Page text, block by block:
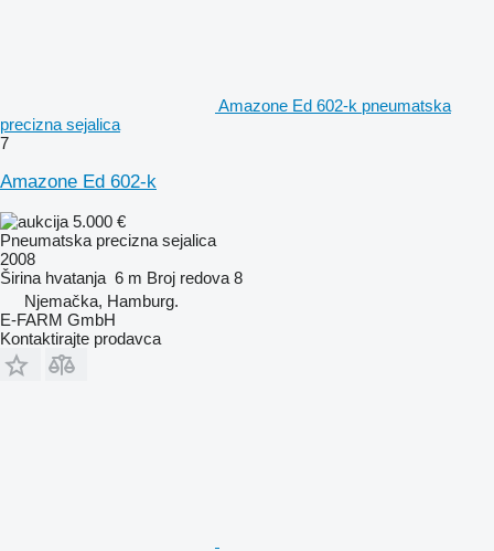
Amazone Ed 602-k pneumatska
precizna sejalica
7
Amazone Ed 602-k
5.000 €
Pneumatska precizna sejalica
2008
Širina hvatanja 6 m Broj redova 8
Njemačka, Hamburg.
E-FARM GmbH
Kontaktirajte prodavca